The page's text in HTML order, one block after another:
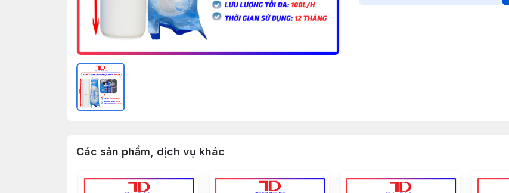
Các sản phẩm, dịch vụ khác